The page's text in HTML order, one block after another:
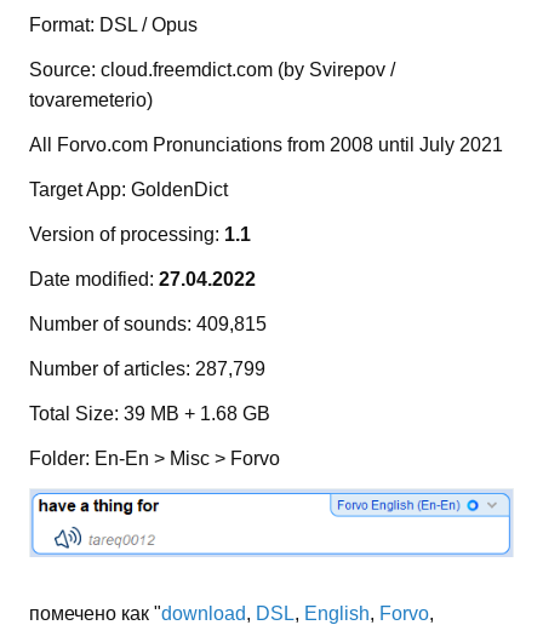
Format: DSL / Opus
Source: cloud.freemdict.com (by Svirepov /
tovaremeterio)
All Forvo.com Pronunciations from 2008 until July 2021
Target App: GoldenDict
Version of processing: 1.1
Date modified: 27.04.2022
Number of sounds: 409,815
Number of articles: 287,799
Total Size: 39 MB + 1.68 GB
Folder: En-En > Misc > Forvo
помечено как "download, DSL, English, Forvo,